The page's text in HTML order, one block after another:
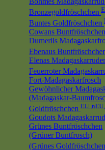
Bronzegoldfröschchen
Buntes Goldfröschchen
Cowans Buntfröschchen
Dumerils
Ebenaus
Elenas
Feuerroter
Fort-Madagaskarfrosch
Gewöhnlicher
(Madagaskar-
Goldfröschchen EU
Goudots
Grünes Buntfröschchen
(Grüner Buntfrosch)
(Grünes